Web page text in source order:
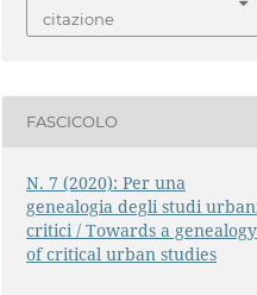
citazione
FASCICOLO
N. 7 (2020): Per una
genealogia degli studi
critici / Towards a genealogy
of critical urban studies